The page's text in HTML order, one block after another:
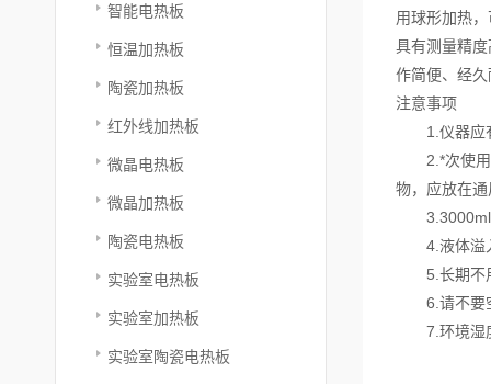
智能电热板
恒温加热板
陶瓷加热板
红外线加热板
微晶电热板
微晶加热板
陶瓷电热板
实验室电热板
实验室加热板
实验室陶瓷电热板
用球形加热
具有测量精
作简便、经
注意事项
1.仪器应
2.*次使用时
物，应放在
3.3000ml以
4.液体溢入
5.长期不
6.请不要
7.环境湿度